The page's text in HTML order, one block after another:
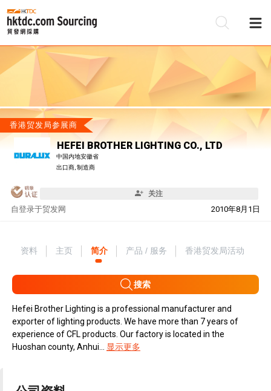
香港贸发局参展商
HEFEI BROTHER LIGHTING CO., LTD
中国内地安徽省
出口商, 制造商
关注
自 2010年8月1日
登录于贸发网
资料 主页 简介 产品 / 服务 香港贸发局活动
搜索
Hefei Brother Lighting is a professional manufacturer and
exporter of lighting products. We have more than 7 years of
experience of CFL products. Our factory is located in the
Huoshan county, Anhui...
显示更多